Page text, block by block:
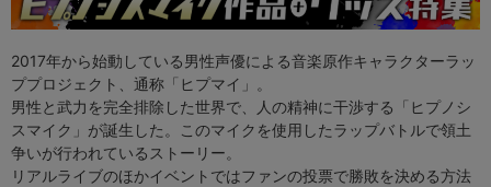
2017年から始動している男性声優による音楽原作キャラクターラッ
ププロジェクト、通称「ヒプマイ」。
男性と武力を完全排除した世界で、人の精神に干渉する「ヒプノシ
スマイク」が誕生した。このマイクを使用したラップバトルで領土
争いが行われているストーリー。
リアルライブのほかイベントではファンの投票で勝敗を決める方法